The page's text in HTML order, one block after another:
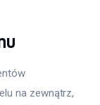
na zewnątrz,